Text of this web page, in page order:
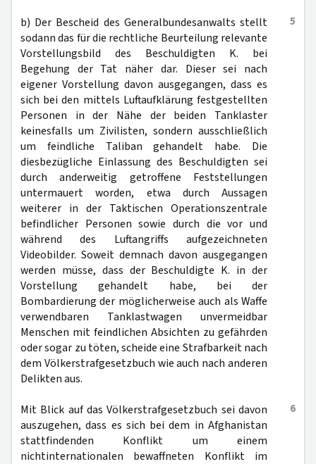
5
b) Der Bescheid des Generalbundesanwalts stellt
sodann das für die rechtliche Beurteilung relevante
Vorstellungsbild des Beschuldigten K. bei
Begehung der Tat näher dar. Dieser sei nach
eigener Vorstellung davon ausgegangen, dass es
sich bei den mittels Luftaufklärung festgestellten
Personen in der Nähe der beiden Tanklaster
keinesfalls um Zivilisten, sondern ausschließlich
um feindliche Taliban gehandelt habe. Die
diesbezügliche Einlassung des Beschuldigten sei
durch anderweitig getroffene Feststellungen
untermauert worden, etwa durch Aussagen
weiterer in der Taktischen Operationszentrale
befindlicher Personen sowie durch die vor und
während des Luftangriffs aufgezeichneten
Videobilder. Soweit demnach davon ausgegangen
werden müsse, dass der Beschuldigte K. in der
Vorstellung gehandelt habe, bei der
Bombardierung der möglicherweise auch als Waffe
verwendbaren Tanklastwagen unvermeidbar
Menschen mit feindlichen Absichten zu gefährden
oder sogar zu töten, scheide eine Strafbarkeit nach
dem Völkerstrafgesetzbuch wie auch nach anderen
Delikten aus.
6
Mit Blick auf das Völkerstrafgesetzbuch sei davon
auszugehen, dass es sich bei dem in Afghanistan
stattfindenden Konflikt um einem
nichtinternationalen bewaffneten Konflikt im